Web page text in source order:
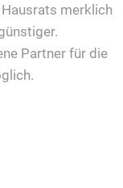
merklich
Partner für die